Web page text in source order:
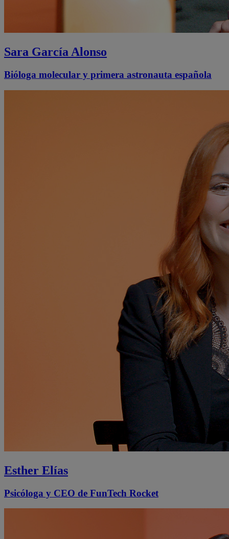
Sara García Alonso
Bióloga molecular y primera astronauta española
Esther Elías
Psicóloga y CEO de FunTech Rocket